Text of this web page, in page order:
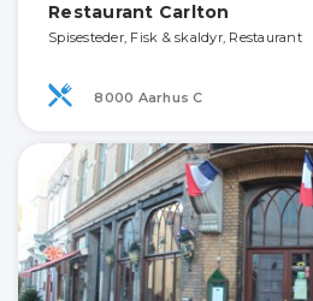
Restaurant Carlton
Spisesteder, Fisk & skaldyr, Restaurant
8000 Aarhus C